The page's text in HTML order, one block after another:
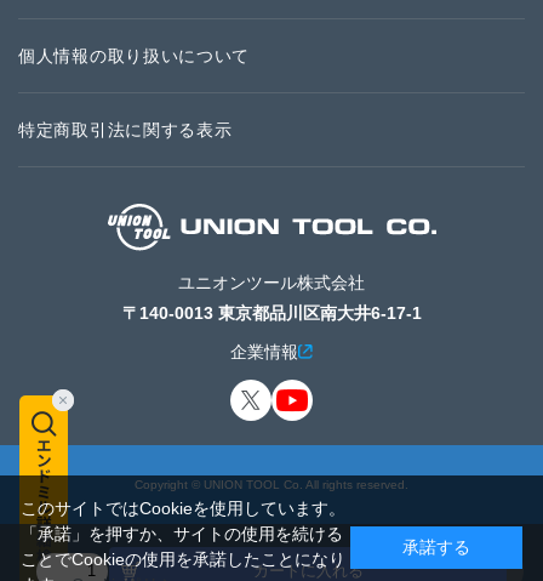
個人情報の取り扱いについて
特定商取引法に関する表示
ユニオンツール株式会社
〒140-0013 東京都品川区南大井6-17-1
企業情報
Copyright © UNION TOOL Co. All rights reserved.
このサイトではCookieを使用しています。
「承諾」を押すか、サイトの使用を続ける
ことでCookieの使用を承諾したことになり
承諾する
カートに入れる